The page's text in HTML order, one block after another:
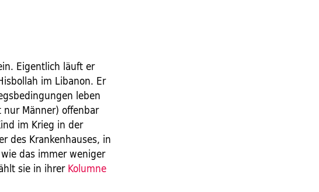
Eigentlich läuft er
im Libanon. Er
leben
Männer) offenbar
im Krieg in der
des Krankenhauses, in
das immer weniger
sie in ihrerKolumne